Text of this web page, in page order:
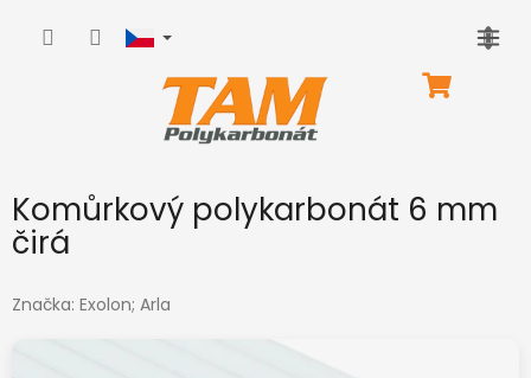
NÁKUPNÍ
Komůrkový polykarbonát 6 mm
čirá
Značka: Exolon; Arla